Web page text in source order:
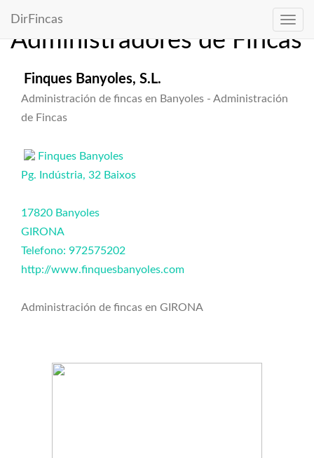
DirFincas
Directorio de
Administradores de Fincas
Finques Banyoles, S.L.
Administración de fincas en Banyoles - Administración
de Fincas
Finques Banyoles
Pg. Indústria, 32 Baixos
17820 Banyoles
GIRONA
Telefono: 972575202
http://www.finquesbanyoles.com
Administración de fincas en GIRONA